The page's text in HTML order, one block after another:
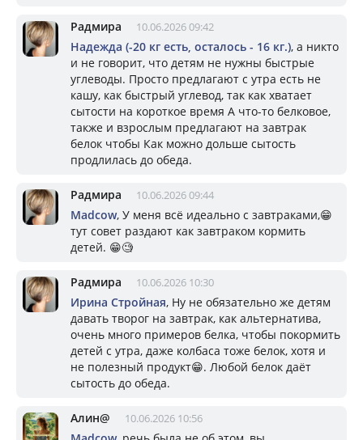
Радмира 10.06.2026 09:42
Надежда (-20 кг есть, осталось - 16 кг.), а никто
и не говорит, что детям не нужны быстрые
углеводы. Просто предлагают с утра есть не
кашу, как быстрый углевод, так как хватает
сытости на короткое время А что-то белковое,
также и взрослым предлагают на завтрак
белок чтобы Как можно дольше сытость
продлилась до обеда.
Радмира 10.06.2026 09:44
Madcow, У меня всё идеально с завтраками,😁
тут совет раздают как завтраком кормить
детей. 😁🧐
Радмира 10.06.2026 10:30
Ирина Стройная, Ну не обязательно же детям
давать творог на завтрак, как альтернатива,
очень много примеров белка, чтобы покормить
детей с утра, даже колбаса тоже белок, хотя и
не полезный продукт😁. Любой белок даёт
сытость до обеда.
Алин@ 10.06.2026 10:56